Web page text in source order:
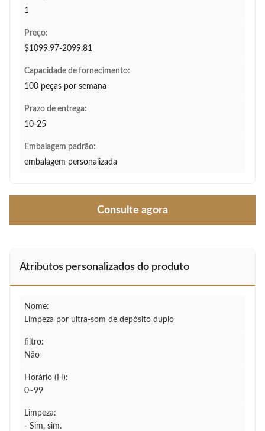
1
Preço:
$1099.97-2099.81
Capacidade de fornecimento:
100 peças por semana
Prazo de entrega:
10-25
Embalagem padrão:
embalagem personalizada
Consulte agora
Atributos personalizados do produto
Nome:
Limpeza por ultra-som de depósito duplo
filtro:
Não
Horário (H):
0~99
Limpeza:
- Sim, sim.